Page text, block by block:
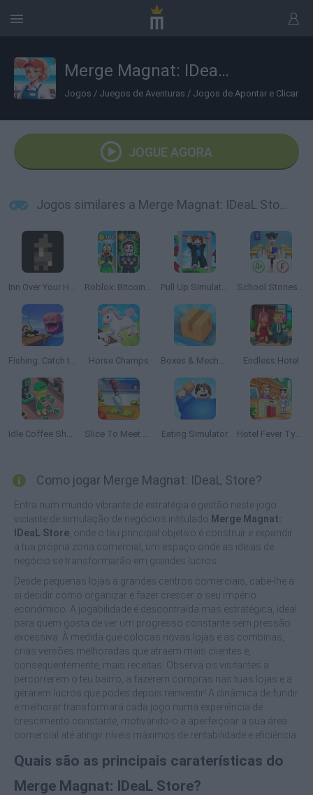
Merge Magnat: IDeaL Store
Jogos / Juegos de Aventuras / Jogos de Apontar e Clicar
JOGUE AGORA
Jogos similares a Merge Magnat: IDeaL Store
Inn Over Your Head Roblox: Bitcoin Miner! Pull Up Simulator School Stories: Teacher Sim
Fishing: Catch the Secret Brainrot Horse Champs Boxes & Mechanisms Endless Hotel
Idle Coffee Shop 3D Slice To Meet You Eating Simulator Hotel Fever Tycoon
Como jogar Merge Magnat: IDeaL Store?
Entra num mundo vibrante de estratégia e gestão neste jogo
viciante de simulação de negócios intitulado Merge Magnat:
IDeaL Store , onde o teu principal objetivo é construir e expandir
a tua própria zona comercial, um espaço onde as ideias de
negócio se transformarão em grandes lucros.
Desde pequenas lojas a grandes centros comerciais, cabe-lhe a
si decidir como organizar e fazer crescer o seu império
económico. A jogabilidade é descontraída mas estratégica, ideal
para quem gosta de ver um progresso constante sem pressão
excessiva. À medida que colocas novas lojas e as combinas,
crias versões melhoradas que atraem mais clientes e,
consequentemente, mais receitas. Observa os visitantes a
percorrerem o teu bairro, a fazerem compras nas tuas lojas e a
gerarem lucros que podes depois reinvestir! A dinâmica de fundir
e melhorar transformará cada jogo numa experiência de
crescimento constante, motivando-o a aperfeiçoar a sua área
comercial até atingir níveis máximos de rentabilidade e eficiência.
Quais são as principais caraterísticas do
Merge Magnat: IDeaL Store?